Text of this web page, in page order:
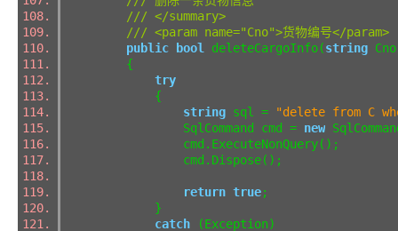
/// </summary>
/// <param name="Cno">货物编号</param>
public bool deleteCargoInfo(string
{
try
{
string sql =
"delete from C
SqlCommand cmd = new
cmd.ExecuteNonQuery();
cmd.Dispose();
return true;
}
catch (Exception)